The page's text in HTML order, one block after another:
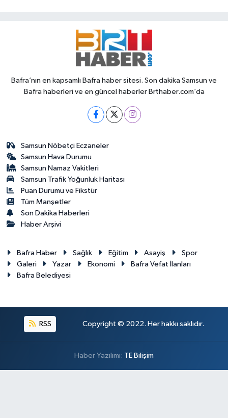
Bafra’nın en kapsamlı Bafra haber sitesi. Son dakika Samsun ve
Bafra haberleri ve en güncel haberler Brthaber.com’da
Samsun Nöbetçi Eczaneler
Samsun Hava Durumu
Samsun Namaz Vakitleri
Samsun Trafik Yoğunluk Haritası
Puan Durumu ve Fikstür
Tüm Manşetler
Son Dakika Haberleri
Haber Arşivi
Bafra Haber Sağlık Eğitim Asayiş
Spor
Galeri
Yazar Ekonomi
Bafra Vefat İlanları
Bafra Belediyesi
RSS Copyright © 2022. Her hakkı saklıdır.
Haber Yazılımı: TE Bilişim